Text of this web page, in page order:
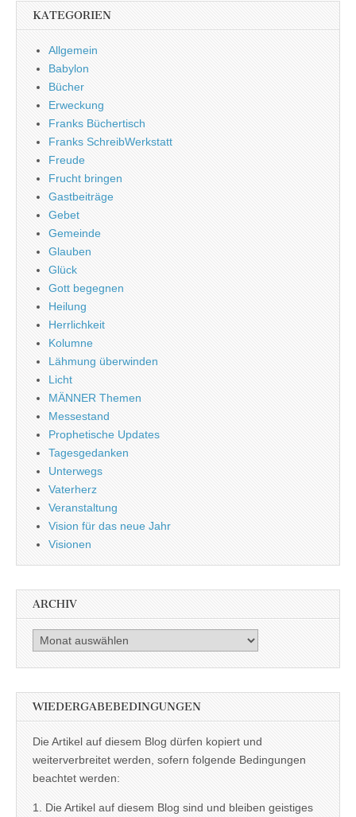
KATEGORIEN
Allgemein
Babylon
Bücher
Erweckung
Franks Büchertisch
Franks SchreibWerkstatt
Freude
Frucht bringen
Gastbeiträge
Gebet
Gemeinde
Glauben
Glück
Gott begegnen
Heilung
Herrlichkeit
Kolumne
Lähmung überwinden
Licht
MÄNNER Themen
Messestand
Prophetische Updates
Tagesgedanken
Unterwegs
Vaterherz
Veranstaltung
Vision für das neue Jahr
Visionen
ARCHIV
Archiv
WIEDERGABEBEDINGUNGEN
Die Artikel auf diesem Blog dürfen kopiert und
weiterverbreitet werden, sofern folgende Bedingungen
beachtet werden:
1. Die Artikel auf diesem Blog sind und bleiben geistiges